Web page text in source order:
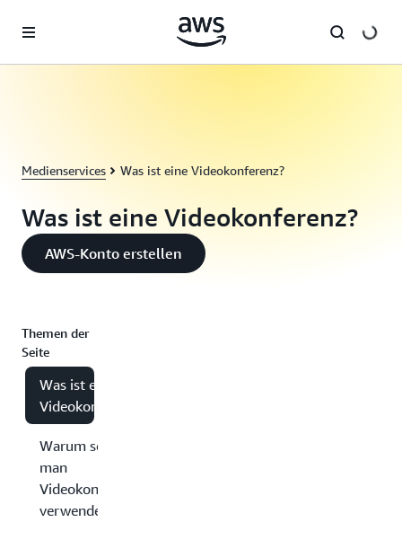
Überspringen zum Hauptinhalt
Medienservices Was ist eine Videokonferenz?
Was ist eine Videokonferenz?
AWS-Konto erstellen
Themen der
Seite
Was ist eine
Videokonferenz?
Warum sollte
man
Videokonferenzen
verwenden?